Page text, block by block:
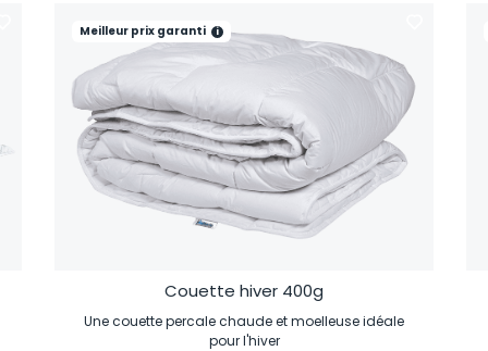
Meilleur prix garanti i
Couette hiver 400g
Une couette percale chaude et moelleuse idéale
pour l'hiver